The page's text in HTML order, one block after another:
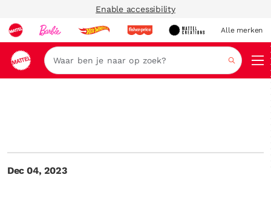
Enable accessibility
Alle merken
Zoeken
Dec 04, 2023